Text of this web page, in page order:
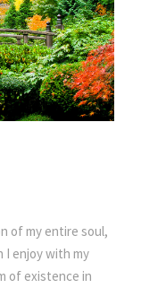
of my entire soul,
I enjoy with my
of existence in